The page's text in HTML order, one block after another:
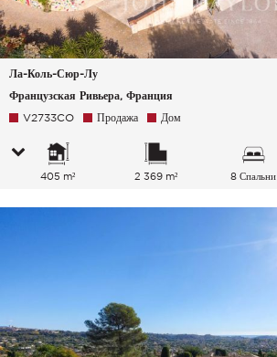
Ла-Коль-Сюр-Лу
Французская Ривьера, Франция
V2733CO Продажа Дом
405 m² 2 369 m² 8 Спальни